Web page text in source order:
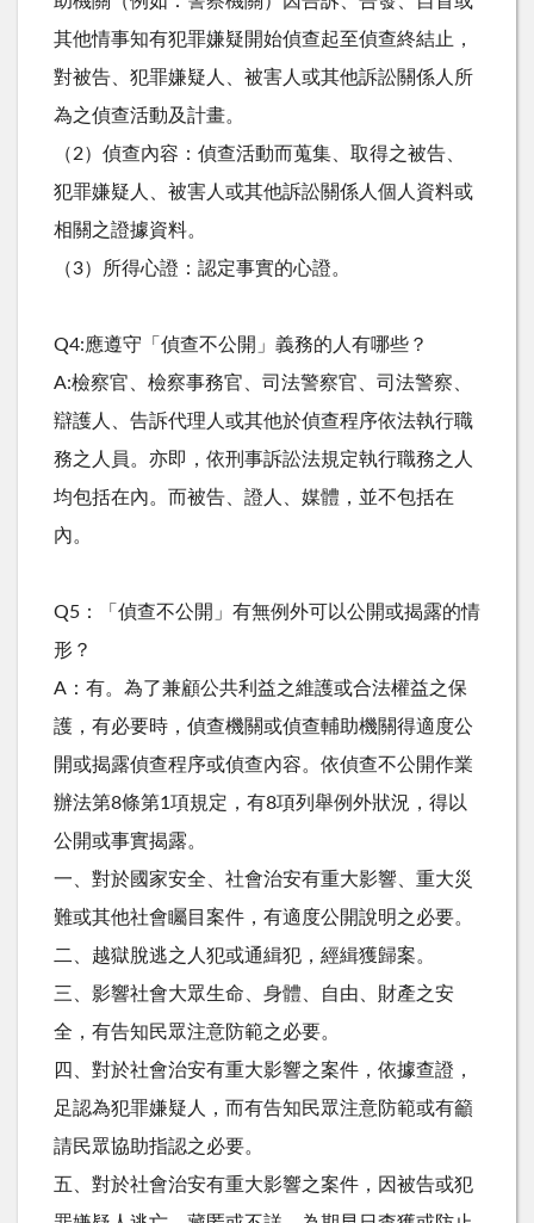
其他情事知有犯罪嫌疑開始偵查起至偵查終結止，
對被告、犯罪嫌疑人、被害人或其他訴訟關係人所
為之偵查活動及計畫。
（2）偵查內容：偵查活動而蒐集、取得之被告、
犯罪嫌疑人、被害人或其他訴訟關係人個人資料或
相關之證據資料。
（3）所得心證：認定事實的心證。
Q4:應遵守「偵查不公開」義務的人有哪些？
A:檢察官、檢察事務官、司法警察官、司法警察、
辯護人、告訴代理人或其他於偵查程序依法執行職
務之人員。亦即，依刑事訴訟法規定執行職務之人
均包括在內。而被告、證人、媒體，並不包括在
內。
Q5：「偵查不公開」有無例外可以公開或揭露的情
形？
A：有。為了兼顧公共利益之維護或合法權益之保
護，有必要時，偵查機關或偵查輔助機關得適度公
開或揭露偵查程序或偵查內容。依偵查不公開作業
辦法第8條第1項規定，有8項列舉例外狀況，得以
公開或事實揭露。
一、對於國家安全、社會治安有重大影響、重大災
難或其他社會矚目案件，有適度公開說明之必要。
二、越獄脫逃之人犯或通緝犯，經緝獲歸案。
三、影響社會大眾生命、身體、自由、財產之安
全，有告知民眾注意防範之必要。
四、對於社會治安有重大影響之案件，依據查證，
足認為犯罪嫌疑人，而有告知民眾注意防範或有籲
請民眾協助指認之必要。
五、對於社會治安有重大影響之案件，因被告或犯